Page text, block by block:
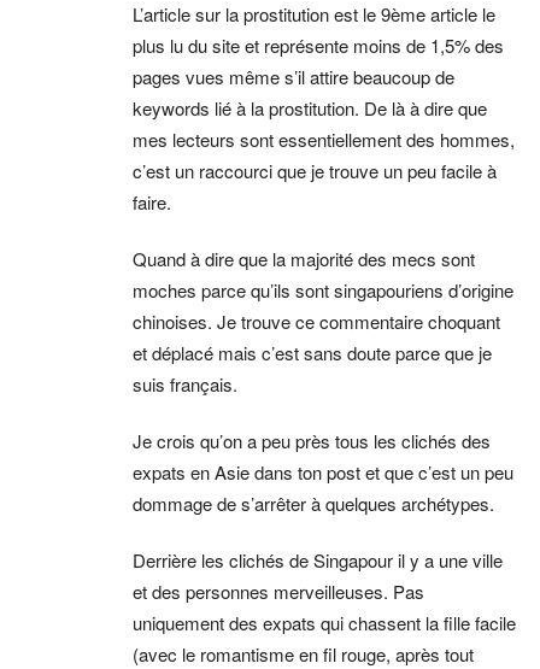
L’article sur la prostitution est le 9ème article le
plus lu du site et représente moins de 1,5% des
pages vues même s’il attire beaucoup de
keywords lié à la prostitution. De là à dire que
mes lecteurs sont essentiellement des hommes,
c’est un raccourci que je trouve un peu facile à
faire.
Quand à dire que la majorité des mecs sont
moches parce qu’ils sont singapouriens d’origine
chinoises. Je trouve ce commentaire choquant
et déplacé mais c’est sans doute parce que je
suis français.
Je crois qu’on a peu près tous les clichés des
expats en Asie dans ton post et que c’est un peu
dommage de s’arrêter à quelques archétypes.
Derrière les clichés de Singapour il y a une ville
et des personnes merveilleuses. Pas
uniquement des expats qui chassent la fille facile
(avec le romantisme en fil rouge, après tout